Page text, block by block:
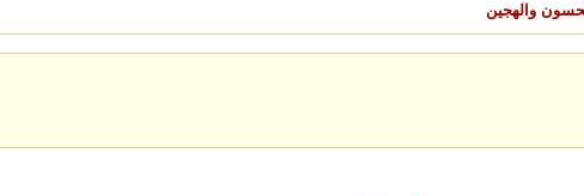
والهجين